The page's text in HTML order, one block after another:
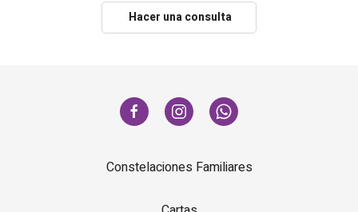
Hacer una consulta
Constelaciones Familiares